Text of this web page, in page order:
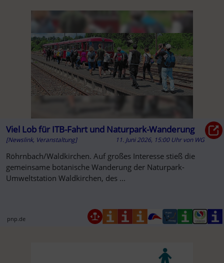
Viel Lob für ITB-Fahrt und Naturpark-Wanderung
[Newslink, Veranstaltung] 11. Juni 2026, 15:00 Uhr von WG
Röhrnbach/Waldkirchen. Auf großes Interesse stieß die
gemeinsame botanische Wanderung der Naturpark-
Umweltstation Waldkirchen, des ...
pnp.de